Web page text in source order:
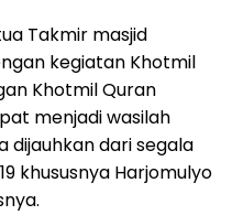
Takmir masjid
kegiatan Khotmil
Khotmil Quran
menjadi wasilah
dijauhkan dari segala
khususnya Harjomulyo